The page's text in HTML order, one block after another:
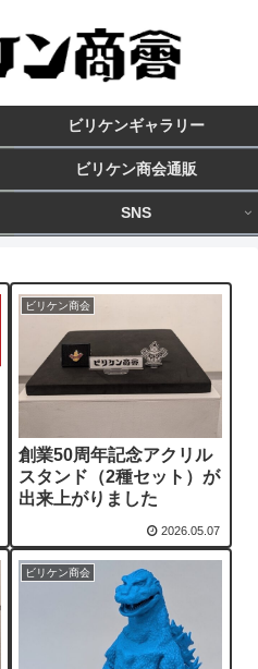
ビリケンギャラリー
ビリケン商会通販
SNS
ビリケン商会
創業50周年記念アクリル
スタンド（2種セット）が
出来上がりました
2026.05.07
ビリケン商会